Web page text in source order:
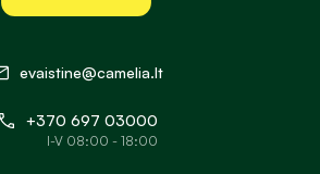
evaistine@camelia.lt
+370 697 03000
I-V 08:00 - 18:00